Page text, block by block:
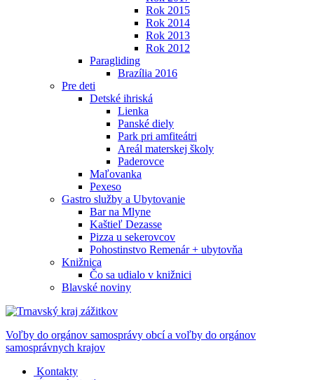
Rok 2015
Rok 2014
Rok 2013
Rok 2012
Paragliding
Brazília 2016
Pre deti
Detské ihriská
Lienka
Panské diely
Park pri amfiteátri
Areál materskej školy
Paderovce
Maľovanka
Pexeso
Gastro služby a Ubytovanie
Bar na Mlyne
Kaštieľ Dezasse
Pizza u sekerovcov
Pohostinstvo Remenár + ubytovňa
Knižnica
Čo sa udialo v knižnici
Blavské noviny
Voľby do orgánov samosprávy obcí a voľby do orgánov
samosprávnych krajov
Kontakty